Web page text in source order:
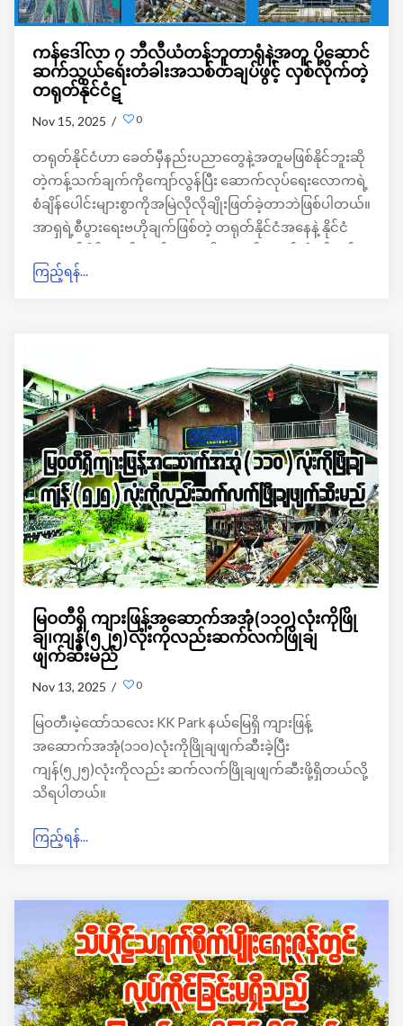
ကန်ဒေါ်လာ ၇ ဘီလီယံတန်ဘူတာရုံနဲ့အတူ ပို့ဆောင်
ဆက်သွယ်ရေးတံခါးအသစ်တချပ်ဖွင့် လှစ်လိုက်တဲ့
တရုတ်နိုင်ငံဋ
Nov 15, 2025 / 0
တရုတ်နိုင်ငံဟာ ခေတ်မှီနည်းပညာတွေနဲ့အတူမဖြစ်နိုင်ဘူးဆို
တဲ့ကန့်သက်ချက်ကိုကျော်လွန်ပြီး ဆောက်လုပ်ရေးလောကရဲ့
စံချိန်ပေါင်းများစွာကိုအမြဲလိုလိုချိုးဖြတ်ခဲ့တာဘဲဖြစ်ပါတယ်။
အာရှရဲ့စီပွားရေးဗဟိုချက်ဖြစ်တဲ့ တရုတ်နိုင်ငံအနေနဲ့ နိုင်ငံ
ပေးမဲ့ စီမံကိန်းတခုနဲ့အတူ ကမ္ဘာ့စံချိန်သစ်တခုထပ်မံချိုးဖျက်
ကြည့်ရန်...
မြဝတီရှိ ကျားဖြန့်အဆောက်အအုံ(၁၁၀)လုံးကိုဖြို
ချ၊ကျန်(၅၂၅)လုံးကိုလည်းဆက်လက်ဖြိုချ
ဖျက်ဆီးမည်
Nov 13, 2025 / 0
မြဝတီ၊မဲ့ထော်သလေး KK Park နယ်မြေရှိ ကျားဖြန့်
အဆောက်အအုံ(၁၁၀)လုံးကိုဖြိုချဖျက်ဆီးခဲ့ပြီး
ကျန်(၅၂၅)လုံးကိုလည်း ဆက်လက်ဖြိုချဖျက်ဆီးဖို့ရှိတယ်လို့
သိရပါတယ်။
ကြည့်ရန်...